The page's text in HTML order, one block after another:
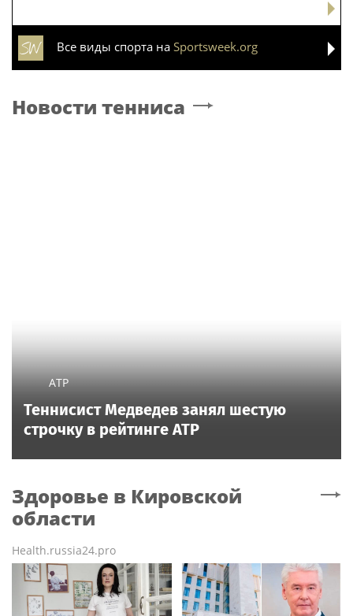
Все виды спорта на Sportsweek.org
Новости тенниса
ATP
Теннисист Медведев занял шестую
строчку в рейтинге ATP
Здоровье в Кировской
области
Health.russia24.pro